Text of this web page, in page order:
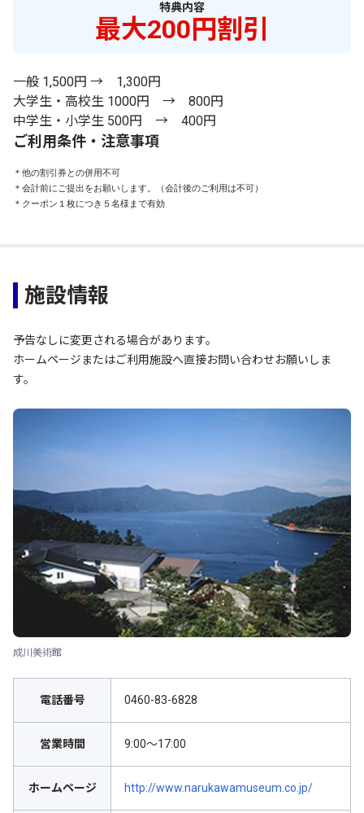
特典内容
最大200円割引
一般 1,500円 → 1,300円
大学生・高校生 1000円 → 800円
中学生・小学生 500円 → 400円
ご利用条件・注意事項
＊他の割引券との併用不可
＊会計前にご提出をお願いします。（会計後のご利用は不可）
＊クーポン１枚につき５名様まで有効
施設情報
予告なしに変更される場合があります。
ホームページまたはご利用施設へ直接お問い合わせお願いしま
す。
成川美術館
電話番号 0460-83-6828
営業時間 9:00～17:00
ホームページ http://www.narukawamuseum.co.jp/